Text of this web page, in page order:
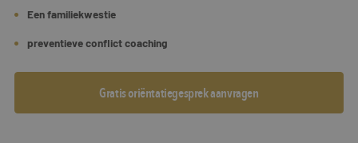
Een familiekwestie
preventieve conflict coaching
Gratis oriëntatiegesprek aanvragen